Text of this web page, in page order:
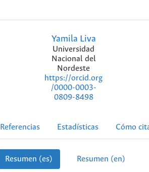
Yamila Liva
Universidad
Nacional del
Nordeste
https://orcid.org
/0000-0003-
0809-8498
Referencias Estadísticas Cómo
Resumen (es) Resumen (en)